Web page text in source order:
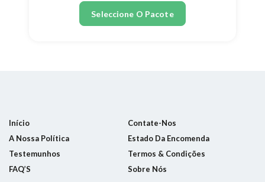
Seleccione O Pacote
Início
Contate-Nos
A Nossa Política
Estado Da Encomenda
Testemunhos
Termos & Condições
FAQ’S
Sobre Nós